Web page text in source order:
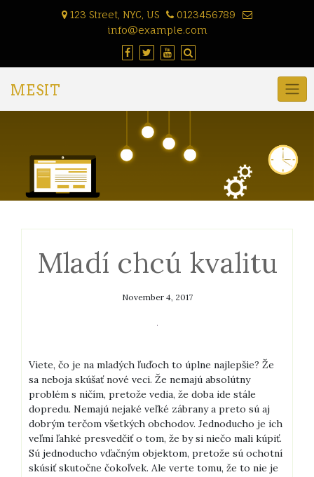
123 Street, NYC, US
0123456789
info@example.com
MESIT
Mladí chcú kvalitu
November 4, 2017
Viete, čo je na mladých ľuďoch to úplne najlepšie? Že
sa neboja skúšať nové veci. Že nemajú absolútny
problém s ničím, pretože vedia, že doba ide stále
dopredu. Nemajú nejaké veľké zábrany a preto sú aj
dobrým terčom všetkých obchodov. Jednoducho je ich
veľmi ľahké presvedčiť o tom, že by si niečo mali kúpiť.
Sú jednoducho vďačným objektom, pretože sú ochotní
skúsiť skutočne čokoľvek. Ale verte tomu, že to nie je